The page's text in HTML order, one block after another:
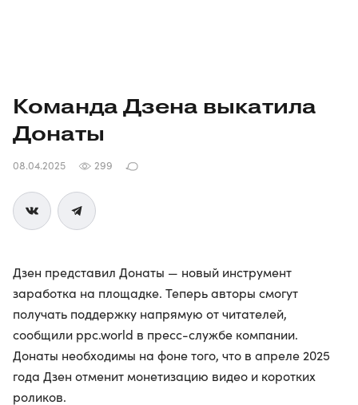
Команда Дзена выкатила
Донаты
08.04.2025 299
Дзен представил Донаты — новый инструмент
заработка на площадке. Теперь авторы смогут
получать поддержку напрямую от читателей,
сообщили ppc.world в пресс-службе компании.
Донаты необходимы на фоне того, что в апреле 2025
года Дзен отменит монетизацию видео и коротких
роликов.